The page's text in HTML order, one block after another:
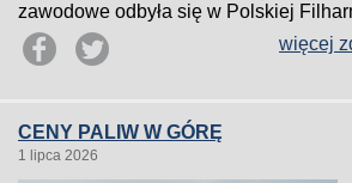
zawodowe odbyła się w Polskiej
więcej
CENY PALIW W GÓRĘ
1 lipca 2026